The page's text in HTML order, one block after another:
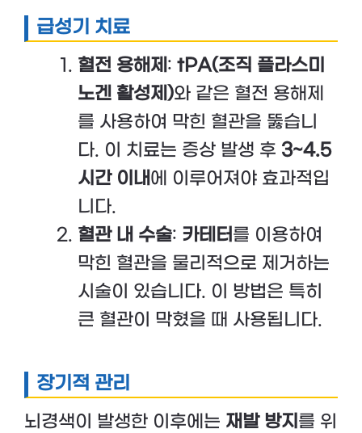
급성기 치료
혈전 용해제 : tPA(조직 플라스미
노겐 활성제)와 같은 혈전 용해제
를 사용하여 막힌 혈관을 뚫습니
다. 이 치료는 증상 발생 후 3~4.5
시간 이내에 이루어져야 효과적입
니다.
혈관 내 수술: 카테터를 이용하여
막힌 혈관을 물리적으로 제거하는
시술이 있습니다. 이 방법은 특히
큰 혈관이 막혔을 때 사용됩니다.
장기적 관리
뇌경색이 발생한 이후에는 재발 방지 를 위